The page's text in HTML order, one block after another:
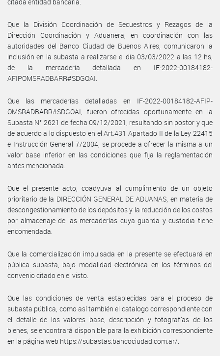
Que la División Coordinación de Secuestros y Rezagos de la
Dirección Coordinación y Aduanera, en coordinación con las
autoridades del Banco Ciudad de Buenos Aires, comunicaron la
inclusión en la subasta a realizarse el día 03/03/2022 a las 12 hs,
de la mercadería detallada en IF-2022-00184182-
AFIPOMSRADBARR#SDGOAI.
Que las mercaderías detalladas en IF-2022-00184182-AFIP-
OMSRADBARR#SDGOAI, fueron ofrecidas oportunamente en la
Subasta N° 2621 de fecha 09/12/2021, resultando sin postor y que
de acuerdo a lo dispuesto en el Art.431 Apartado II de la Ley 22415
e Instrucción General 7/2004, se procede a ofrecer la misma a un
valor base inferior en las condiciones que fija la reglamentación
antes mencionada.
Que el presente acto, coadyuva al cumplimiento de un objeto
prioritario de la DIRECCIÓN GENERAL DE ADUANAS, en materia de
descongestionamiento de los depósitos y la reducción de los costos
por almacenaje de las mercaderías cuya guarda y custodia tiene
encomendada.
Que la comercialización impulsada en la presente se efectuará en
pública subasta, bajo modalidad electrónica en los términos del
convenio citado en el visto.
Que las condiciones de venta establecidas para el proceso de
subasta pública, como así también el catalogo correspondiente con
el detalle de los valores base, descripción y fotografías de los
bienes, se encontrará disponible para la exhibición correspondiente
en la página web https://subastas.bancociudad.com.ar/.